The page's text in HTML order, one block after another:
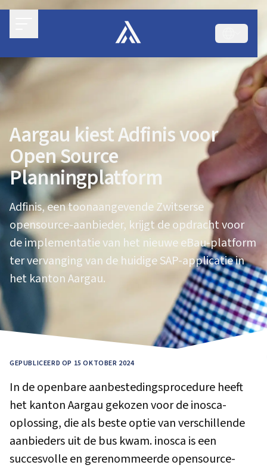
Aargau kiest Adfinis voor
Open Source
Planningplatform
Adfinis, een toonaangevende Zwitserse
opensource-aanbieder, krijgt de opdracht voor
de implementatie van het nieuwe eBau-platform
ter vervanging van de huidige SAP-applicatie in
het kanton Aargau.
GEPUBLICEERD OP 15 OKTOBER 2024
In de openbare aanbestedingsprocedure heeft
het kanton Aargau gekozen voor deinosca-
oplossing, die als beste optie van verschillende
aanbieders uit de bus kwam. inosca is een
succesvolle en gerenommeerde opensource-